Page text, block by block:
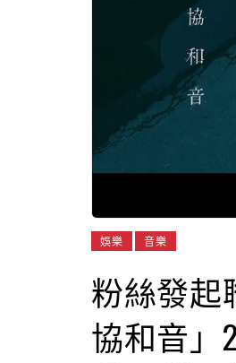
娛樂 音樂
粉絲發起
協和音」